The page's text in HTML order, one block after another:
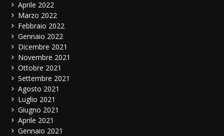
Aprile 2022
Marzo 2022
Febbraio 2022
Gennaio 2022
Dicembre 2021
Novembre 2021
Ottobre 2021
Settembre 2021
Agosto 2021
Luglio 2021
Giugno 2021
Aprile 2021
Gennaio 2021